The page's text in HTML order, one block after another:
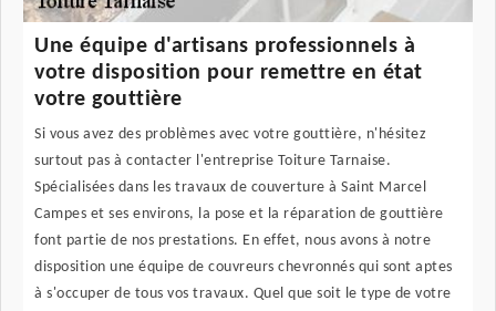
Une équipe d'artisans professionnels à
votre disposition pour remettre en état
votre gouttière
Si vous avez des problèmes avec votre gouttière, n'hésitez
surtout pas à contacter l'entreprise Toiture Tarnaise.
Spécialisées dans les travaux de couverture à Saint Marcel
Campes et ses environs, la pose et la réparation de gouttière
font partie de nos prestations. En effet, nous avons à notre
disposition une équipe de couvreurs chevronnés qui sont aptes
à s'occuper de tous vos travaux. Quel que soit le type de votre